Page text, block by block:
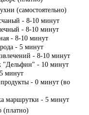
(самостоятельно)
- 8-10 минут
- 8-10 минут
- 8-10 минут
- 5 минут
- 8-10 минут
"Дельфин" - 10 минут
минут
- 0 минут (во
маршрутки - 5 минут
(платно)